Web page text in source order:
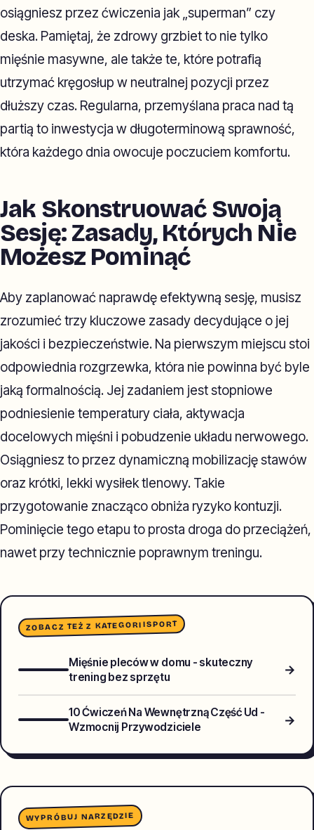
osiągniesz przez ćwiczenia jak „superman” czy
deska. Pamiętaj, że zdrowy grzbiet to nie tylko
mięśnie masywne, ale także te, które potrafią
utrzymać kręgosłup w neutralnej pozycji przez
dłuższy czas. Regularna, przemyślana praca nad tą
partią to inwestycja w długoterminową sprawność,
która każdego dnia owocuje poczuciem komfortu.
Jak Skonstruować Swoją
Sesję: Zasady, Których Nie
Możesz Pominąć
Aby zaplanować naprawdę efektywną sesję, musisz
zrozumieć trzy kluczowe zasady decydujące o jej
jakości i bezpieczeństwie. Na pierwszym miejscu stoi
odpowiednia rozgrzewka, która nie powinna być byle
jaką formalnością. Jej zadaniem jest stopniowe
podniesienie temperatury ciała, aktywacja
docelowych mięśni i pobudzenie układu nerwowego.
Osiągniesz to przez dynamiczną mobilizację stawów
oraz krótki, lekki wysiłek tlenowy. Takie
przygotowanie znacząco obniża ryzyko kontuzji.
Pominięcie tego etapu to prosta droga do przeciążeń,
nawet przy technicznie poprawnym treningu.
ZOBACZ TEŻ Z KATEGORIISPORT
Mięśnie pleców w domu - skuteczny
trening bez sprzętu
→
10 Ćwiczeń Na Wewnętrzną Część Ud -
Wzmocnij Przywodziciele
→
WYPRÓBUJ NARZĘDZIE